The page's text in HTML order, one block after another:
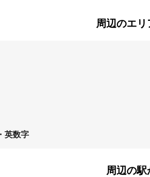
周辺のエ
西志津
英数字
周辺の